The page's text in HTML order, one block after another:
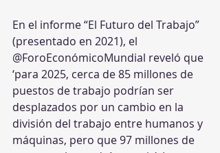
En el informe “El Futuro del Trabajo”
(presentado en 2021), el
@ForoEconómicoMundial reveló que
‘para 2025, cerca de 85 millones de
puestos de trabajo podrían ser
desplazados por un cambio en la
división del trabajo entre humanos y
máquinas, pero que 97 millones de